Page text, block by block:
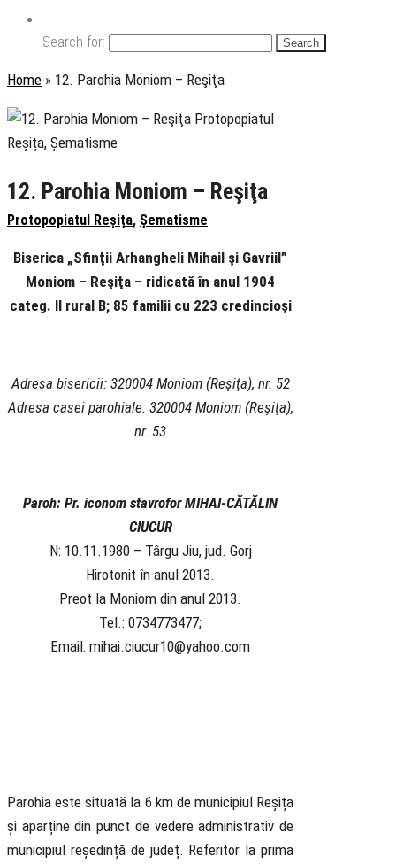
Search for:
Home » 12. Parohia Moniom – Reşiţa
12. Parohia Moniom – Reşiţa
Protopopiatul Reșița, Șematisme
Biserica „Sfinţii Arhangheli Mihail şi Gavriil”
Moniom – Reşiţa – ridicată în anul 1904
categ. II rural B; 85 familii cu 223 credincioşi
Adresa bisericii: 320004 Moniom (Reşiţa), nr. 52
Adresa casei parohiale: 320004 Moniom (Reşiţa),
nr. 53
Paroh: Pr. iconom stavrofor MIHAI-CĂTĂLIN
CIUCUR
N: 10.11.1980 – Târgu Jiu, jud. Gorj
Hirotonit în anul 2013.
Preot la Moniom din anul 2013.
Tel.: 0734773477;
Email: mihai.ciucur10@yahoo.com
Parohia este situată la 6 km de municipiul Reșița
și aparține din punct de vedere administrativ de
municipiul reședință de județ. Referitor la prima